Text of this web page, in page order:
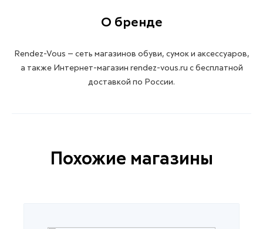
О бренде
Rendez-Vous — сеть магазинов обуви, сумок и аксессуаров,
а также Интернет-магазин rendez-vous.ru с бесплатной
доставкой по России.
Похожие магазины